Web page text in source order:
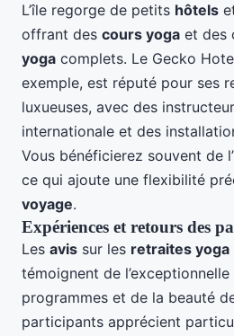
L’île regorge de petits hôtels
offrant des cours yoga et des
yoga complets. Le Gecko
exemple, est réputé pour ses
luxueuses, avec des
internationale et des
Vous bénéficierez souvent de l’
ce qui ajoute une flexibilité
voyage.
Expériences et retours des
Les avis sur les retraites yoga
témoignent de
programmes et de la beauté
participants apprécient